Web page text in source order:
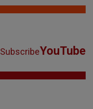
SubscribeYouTube